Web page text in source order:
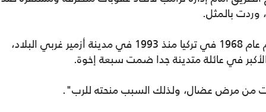
وردت بالمثل.
يعيش القس أندرو برانسون المولود في عام عام 1968 في تركيا منذ 1993 في مدينة أزمير غربي البلاد،
في عائلة متدينة جدا ضمت سبعة إخوة.
من مرض عضال، ولذلك السبب منحته للرب".